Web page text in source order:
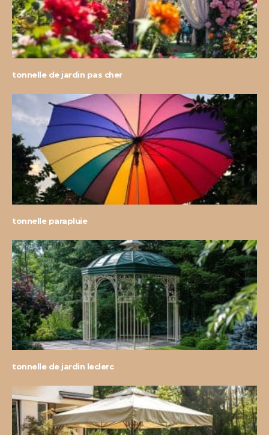
tonnelle de jardin pas cher
tonnelle parapluie
tonnelle de jardin leclerc